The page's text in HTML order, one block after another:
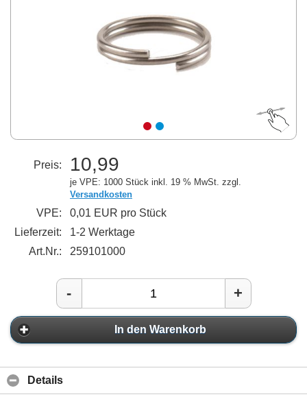
Preis: 10,99
je VPE: 1000 Stück inkl. 19 % MwSt. zzgl.
Versandkosten
VPE:
0,01 EUR pro Stück
Lieferzeit:
1-2 Werktage
Art.Nr.:
259101000
- +
In den Warenkorb
Details